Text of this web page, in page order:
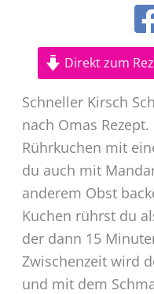
Direkt zum
Schneller Kirsch
nach Omas
Rührkuchen mit
du auch mit
anderem Obst
Kuchen rührst du
der dann 15
Zwischenzeit wird
und mit dem